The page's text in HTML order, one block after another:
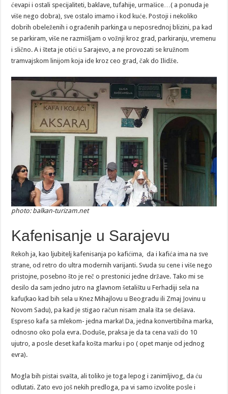
ćevapi i ostali specijaliteti, baklave, tufahije, urmašice…( a ponuda je
više nego dobra), sve ostalo imamo i kod kuće. Postoji i nekoliko
dobrih obeleženih i ograđenih parkinga u neposrednoj blizini, pa kad
se parkiram, više ne razmišljam o vožnji kroz grad, parkiranju, vremenu
i slično. A i šteta je otići u Sarajevo, a ne provozati se kružnom
tramvajskom linijom koja ide kroz ceo grad, čak do Ilidže.
photo: balkan-turizam.net
Kafenisanje u Sarajevu
Rekoh ja, kao ljubitelj kafenisanja po kafićima, da i kafića ima na sve
strane, od retro do ultra modernih varijanti. Svuda su cene i više nego
pristojne, posebno što je reč o prestonici jedne države. Tako mi se
desilo da sam jedno jutro na glavnom šetalištu u Ferhadiji sela na
kafu(kao kad bih sela u Knez Mihajlovu u Beogradu ili Zmaj Jovinu u
Novom Sadu), pa kad je stigao račun nisam znala šta se dešava.
Espreso kafa sa mlekom- jedna marka! Da, jedna konvertibilna marka,
odnosno oko pola evra. Doduše, praksa je da ta cena važi do 10
ujutro, a posle deset kafa košta marku i po ( opet manje od jednog
evra).
Mogla bih pistai svašta, ali toliko je toga lepog i zanimljivog, da ću
odlutati. Zato evo još nekih predloga, pa vi samo izvolite posle i